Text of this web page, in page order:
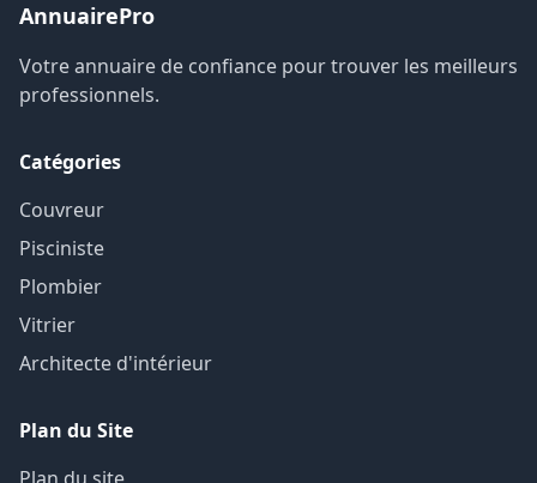
AnnuairePro
Votre annuaire de confiance pour trouver les meilleurs
professionnels.
Catégories
Couvreur
Pisciniste
Plombier
Vitrier
Architecte d'intérieur
Plan du Site